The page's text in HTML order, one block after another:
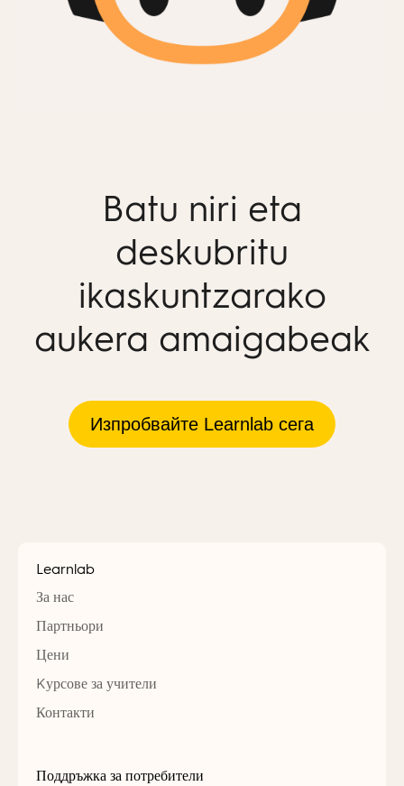
Batu niri eta
deskubritu
ikaskuntzarako
aukera amaigabeak
Изпробвайте Learnlab сега
Learnlab
За нас
Партньори
Цени
Kурсове за учители
Контакти
Поддръжка за потребители